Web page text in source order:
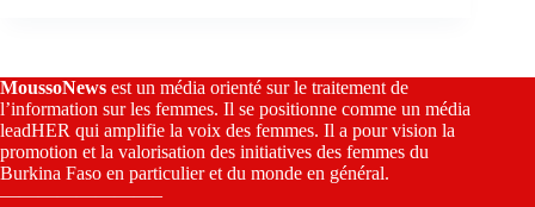
MoussoNews est un média orienté sur le traitement de
l’information sur les femmes. Il se positionne comme un média
leadHER qui amplifie la voix des femmes. Il a pour vision la
promotion et la valorisation des initiatives des femmes du
Burkina Faso en particulier et du monde en général.
————————–